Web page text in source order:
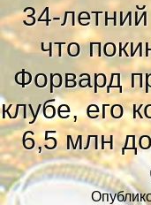
34-
что
Форвард
клубе, его
6,5 млн
Тренды новостей
Рубрики»
Правила »
»